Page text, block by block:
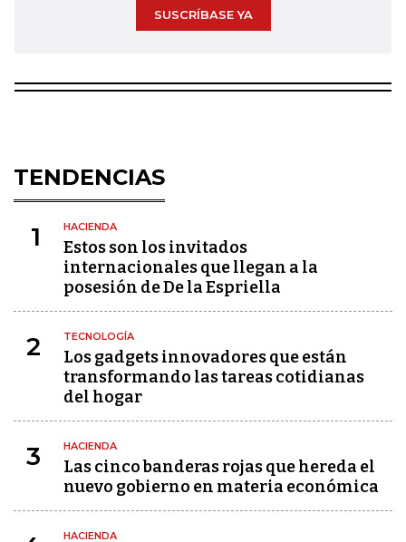
SUSCRÍBASE YA
TENDENCIAS
1 HACIENDA
Estos son los invitados
internacionales que llegan a la
posesión de De la Espriella
2 TECNOLOGÍA
Los gadgets innovadores que están
transformando las tareas cotidianas
del hogar
3 HACIENDA
Las cinco banderas rojas que hereda el
nuevo gobierno en materia económica
HACIENDA